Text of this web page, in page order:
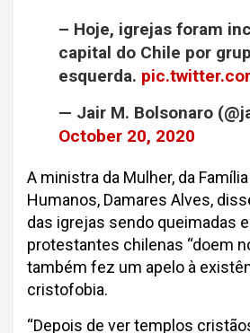
– Hoje, igrejas foram
capital do Chile por
esquerda.
— Jair M. Bolsonaro
October 20, 2020
A ministra da Mulher, da
Humanos, Damares Alves,
das igrejas sendo queimadas
protestantes chilenas “doem
também fez um apelo à
cristofobia.
“Depois de ver templos